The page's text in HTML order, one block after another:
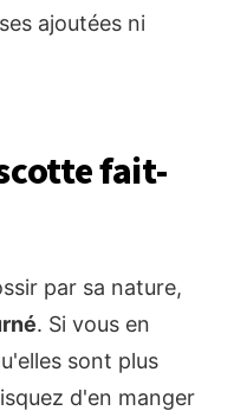
ajoutées ni
fait-
par sa nature,
. Si vous en
sont plus
d'en manger